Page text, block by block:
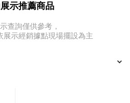
示推薦商品
查詢僅供參考，
展示經銷據點現場擺設為主